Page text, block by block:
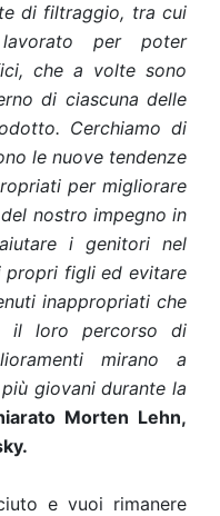
di filtraggio, tra cui
per poter
che a volte sono
di ciascuna delle
Cerchiamo di
le nuove tendenze
per migliorare
nostro impegno in
i genitori nel
figli ed evitare
inappropriati che
il loro percorso di
mirano a
giovani durante la
Morten Lehn,
e vuoi rimanere